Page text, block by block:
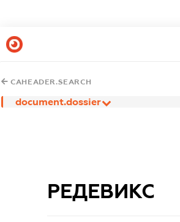
CAHEADER.SEARCH
document.dossier
РЕДЕВИКС